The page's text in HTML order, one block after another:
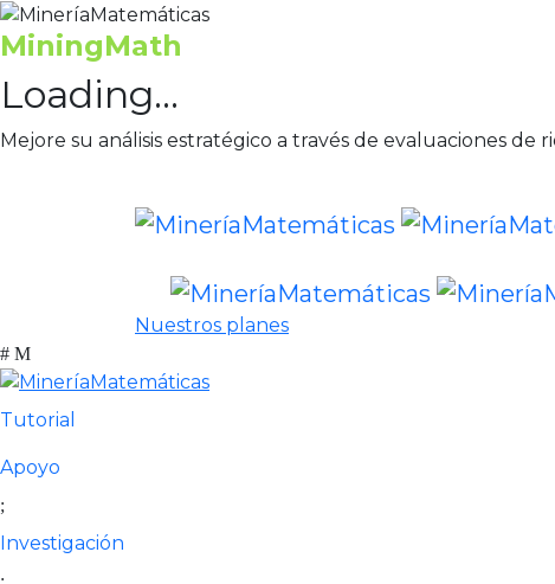
MiningMath
Loading...
Mejore su análisis estratégico a través de evaluaciones de
Nuestros planes
Tutorial
Apoyo
Investigación